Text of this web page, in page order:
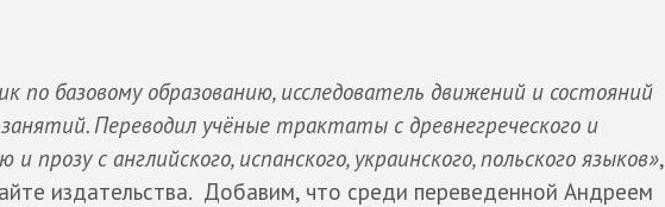
по базовому образованию, исследователь движений и состояний
занятий. Переводил учёные трактаты с древнегреческого и
прозу с английского, испанского, украинского, польского языков»,
издательства. Добавим, что среди переведенной Андреем